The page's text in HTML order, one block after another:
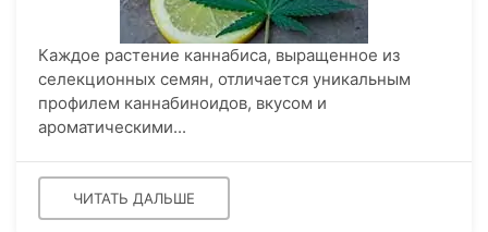
Каждое растение каннабиса, выращенное из
селекционных семян, отличается уникальным
профилем каннабиноидов, вкусом и
ароматическими...
ЧИТАТЬ ДАЛЬШЕ